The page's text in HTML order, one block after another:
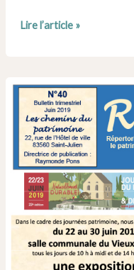
Numéro
Lire l’article »